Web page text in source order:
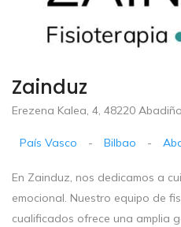
Zainduz
Erezena Kalea, 4, 48220
País Vasco - Bilbao -
En Zainduz, nos dedicamos a
emocional. Nuestro equipo de
cualificados ofrece una amplia